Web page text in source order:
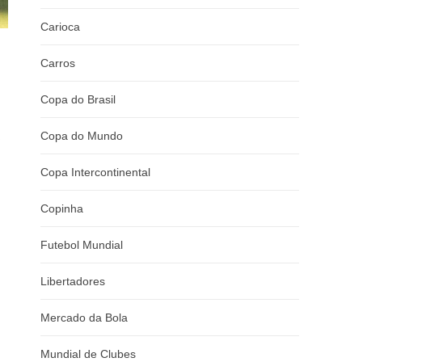
Carioca
Carros
Copa do Brasil
Copa do Mundo
Copa Intercontinental
Copinha
Futebol Mundial
Libertadores
Mercado da Bola
Mundial de Clubes